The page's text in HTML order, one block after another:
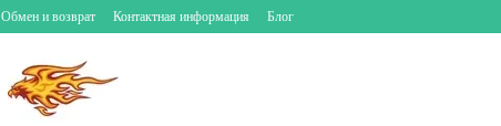
Обмен и возврат Контактная информация Блог